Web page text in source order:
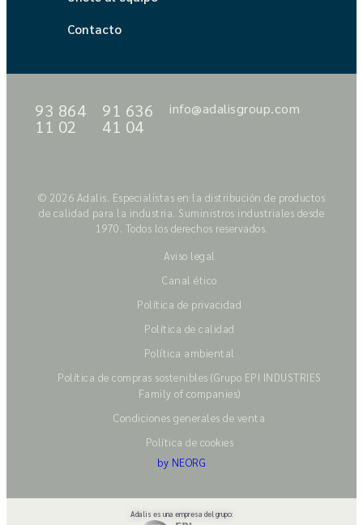
Contacto
93 864
11 02
91 636
41 04
info@adalisgroup.com
© 2026 Adalis. Especialistas en la distribución de productos
de calidad para la industria. Suministros industriales desde
1970. Todos los derechos reservados.
Aviso legal
Canal ético
Política de privacidad
Política de calidad
Política ambiental
Política de compras sostenibles (Grupo EPI INDUSTRIES
Family of companies)
Condiciones generales de venta
Política de cookies
by NEORG
Adalis es una empresa del grupo: